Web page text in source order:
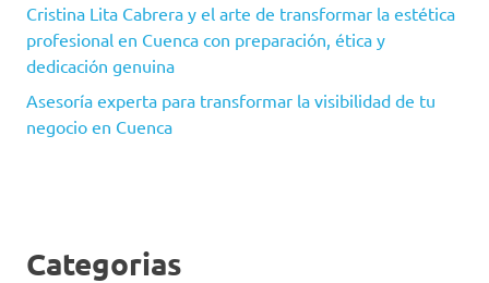
Cristina Lita Cabrera y el arte de transformar la estética
profesional en Cuenca con preparación, ética y
dedicación genuina
Asesoría experta para transformar la visibilidad de tu
negocio en Cuenca
Categorias